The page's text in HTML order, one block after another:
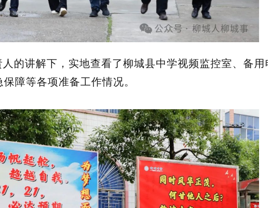
的讲解下，实地查看了柳城县中学视频监控室、备用
障等各项准备工作情况。